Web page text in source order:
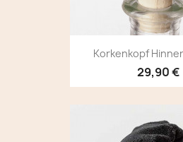
Korkenkopf
29,90 €